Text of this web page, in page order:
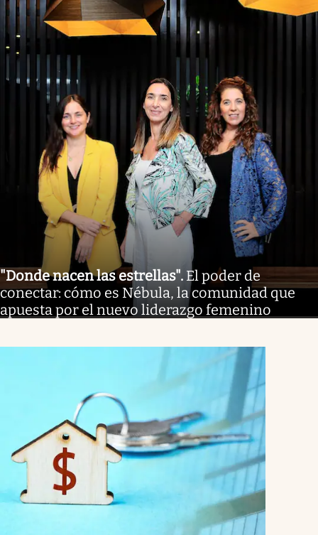
"Donde nacen las estrellas". El poder de
conectar: cómo es Nébula, la comunidad que
apuesta por el nuevo liderazgo femenino